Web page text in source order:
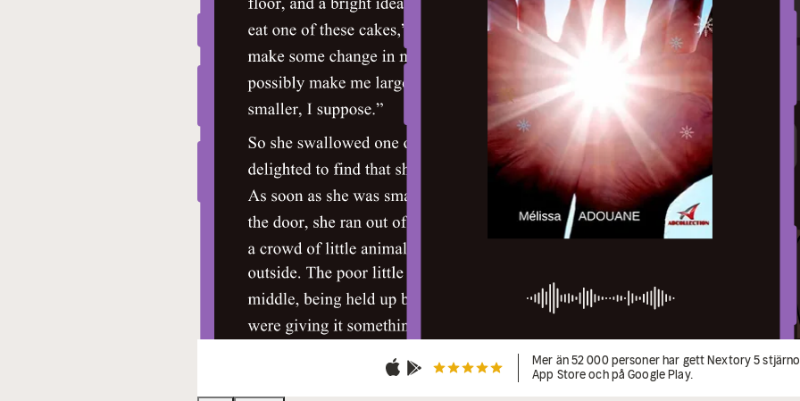
Mer än 52 000 personer har gett Nextory 5
App Store och på Google Play.